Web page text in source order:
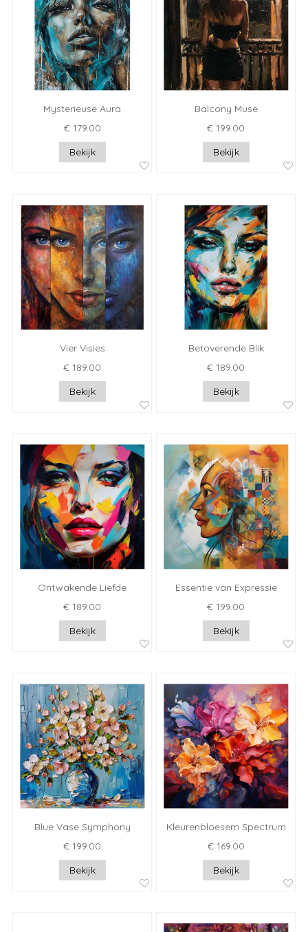
Mysterieuse Aura
€ 179.00
Bekijk
Balcony Muse
€ 199.00
Bekijk
Vier Visies
€ 189.00
Bekijk
Betoverende Blik
€ 189.00
Bekijk
Ontwakende Liefde
€ 189.00
Bekijk
Essentie van Expressie
€ 199.00
Bekijk
Blue Vase Symphony
€ 199.00
Bekijk
Kleurenbloesem Spectrum
€ 169.00
Bekijk